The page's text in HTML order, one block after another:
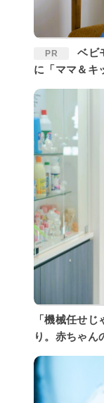
PR
ベビモAWARD1位！いま注目の〈赤ちゃん腸活〉
に「ママ＆キ
「機械任せ
り。赤ちゃん